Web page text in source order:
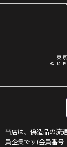
東
© K-
当店は、偽造品の流
員企業です(会員番